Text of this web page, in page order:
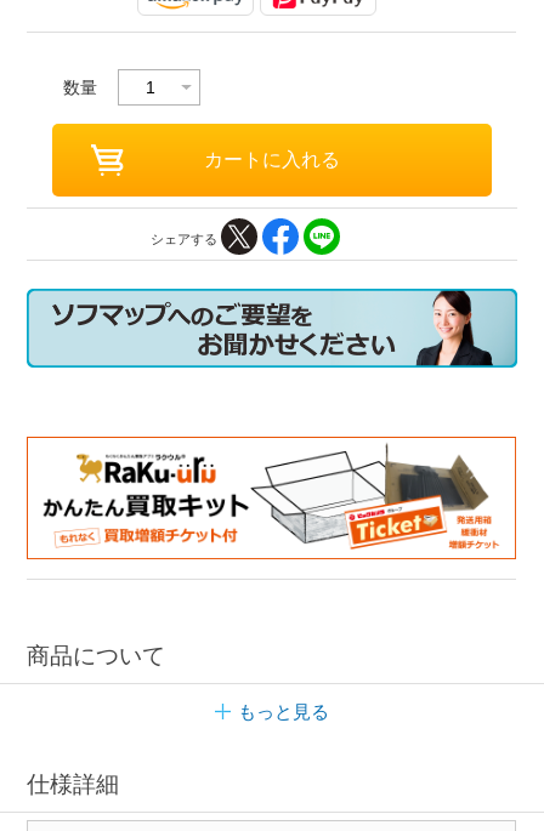
数量
シェアする
商品について
もっと見る
仕様詳細